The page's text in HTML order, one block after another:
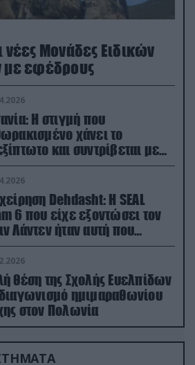
νέες Μονάδες Ειδικών
με εφέδρους
Η στιγμή που
χάνει το
και συντρίβεται με
στο έδαφος (βίντεο)
Dehdasht: Η SEAL
6 που είχε εξοντώσει τον
Λάντεν ήταν αυτή που
τον πιλότο του F-15
θέση της Σχολής Ευελπίδων
ημιμαραθωνίου
στον Πολωνία